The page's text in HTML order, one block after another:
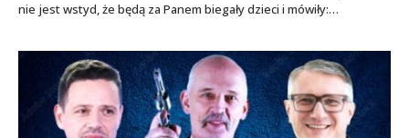
nie jest wstyd, że będą za Panem biegały dzieci i mówiły:…